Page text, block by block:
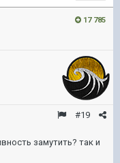
17 785
#19
замутить? так и